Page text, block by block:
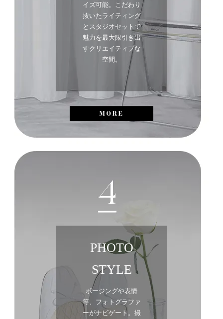
イズ可能。こだわり
抜いたライティング
とスタジオセットで
魅力を最大限引き出
すクリエイティブな
空間。
PHOTO
STYLE
ポージングや表情
等、フォトグラファ
ーがナビゲート。撮